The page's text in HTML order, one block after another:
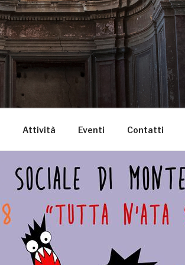
Attività Eventi Contatti